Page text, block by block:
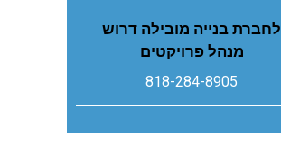
לחברת בנייה מובילה דרוש
מנהל פרויקטים
818-284-8905